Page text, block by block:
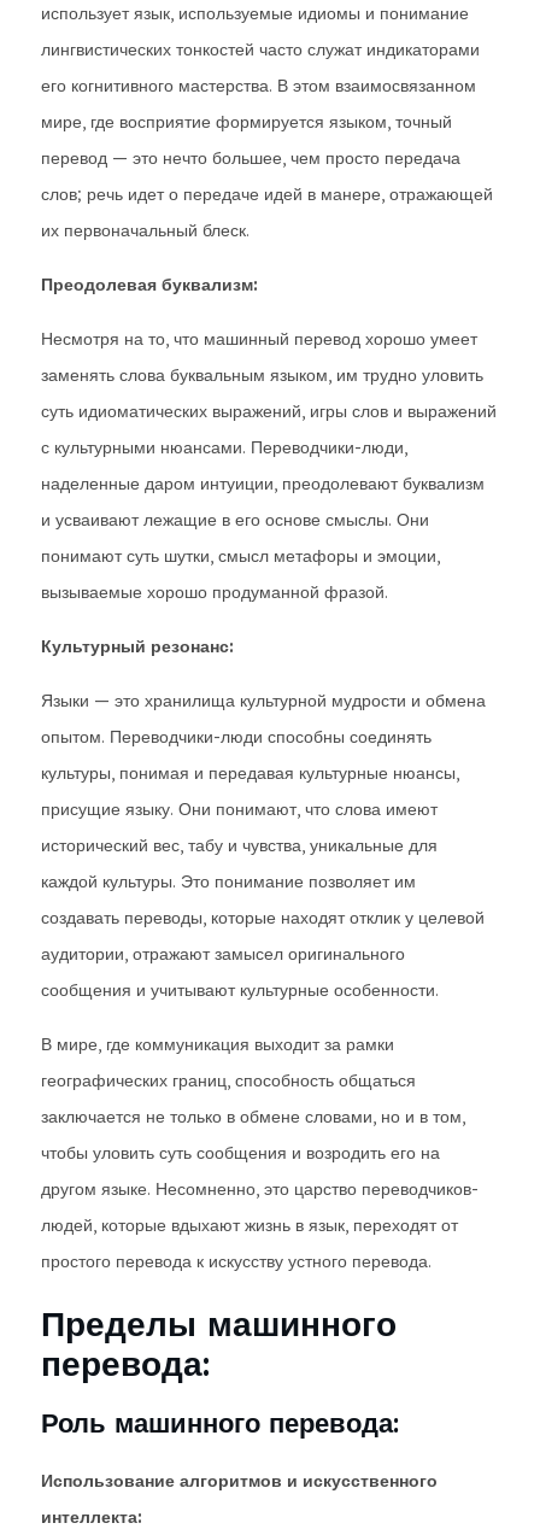
использует язык, используемые идиомы и понимание
лингвистических тонкостей часто служат индикаторами
его когнитивного мастерства. В этом взаимосвязанном
мире, где восприятие формируется языком, точный
перевод — это нечто большее, чем просто передача
слов; речь идет о передаче идей в манере, отражающей
их первоначальный блеск.
Преодолевая буквализм:
Несмотря на то, что машинный перевод хорошо умеет
заменять слова буквальным языком, им трудно уловить
суть идиоматических выражений, игры слов и выражений
с культурными нюансами. Переводчики-люди,
наделенные даром интуиции, преодолевают буквализм
и усваивают лежащие в его основе смыслы. Они
понимают суть шутки, смысл метафоры и эмоции,
вызываемые хорошо продуманной фразой.
Культурный резонанс:
Языки — это хранилища культурной мудрости и обмена
опытом. Переводчики-люди способны соединять
культуры, понимая и передавая культурные нюансы,
присущие языку. Они понимают, что слова имеют
исторический вес, табу и чувства, уникальные для
каждой культуры. Это понимание позволяет им
создавать переводы, которые находят отклик у целевой
аудитории, отражают замысел оригинального
сообщения и учитывают культурные особенности.
В мире, где коммуникация выходит за рамки
географических границ, способность общаться
заключается не только в обмене словами, но и в том,
чтобы уловить суть сообщения и возродить его на
другом языке. Несомненно, это царство переводчиков-
людей, которые вдыхают жизнь в язык, переходят от
простого перевода к искусству устного перевода.
Пределы машинного
перевода:
Роль машинного перевода:
Использование алгоритмов и искусственного
интеллекта: